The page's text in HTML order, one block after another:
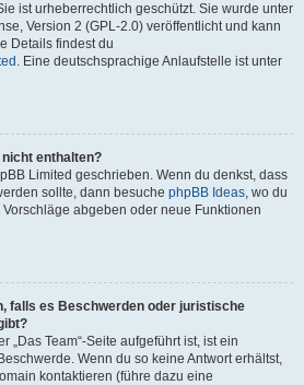
ist urheberrechtlich geschützt. Sie wurde unter
Version 2 (GPL-2.0) veröffentlicht und kann
Details findest du
. Eine deutschsprachige Anlaufstelle ist unter
enthalten?
Limited geschrieben. Wenn du denkst, dass
sollte, dann besuche phpBB Ideas, wo du
abgeben oder neue Funktionen
falls es Beschwerden oder juristische
„Das Team“-Seite aufgeführt ist, ist ein
Wenn du so keine Antwort erhältst,
kontaktieren (führe dazu eine